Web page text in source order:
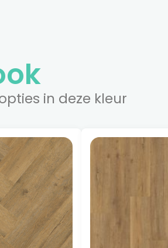
in deze kleur